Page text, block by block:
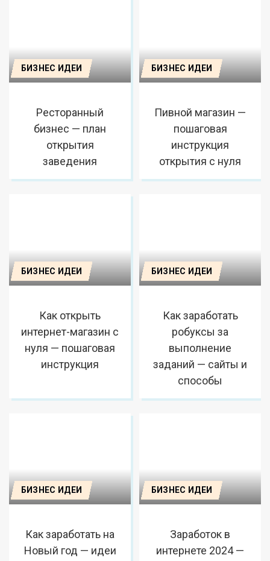
БИЗНЕС ИДЕИ
Ресторанный
бизнес — план
открытия
заведения
БИЗНЕС ИДЕИ
Пивной магазин —
пошаговая
инструкция
открытия с нуля
БИЗНЕС ИДЕИ
Как открыть
интернет-магазин с
нуля — пошаговая
инструкция
БИЗНЕС ИДЕИ
Как заработать
робуксы за
выполнение
заданий — сайты и
способы
БИЗНЕС ИДЕИ
Как заработать на
Новый год — идеи
БИЗНЕС ИДЕИ
Заработок в
интернете 2024 —